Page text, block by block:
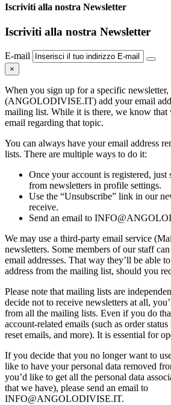
Iscriviti alla nostra Newsletter
Iscriviti alla nostra Newsletter
E-mail
×
When you sign up for a specific newsletter,
(ANGOLODIVISE.IT) add your email
mailing list. While it is there, we know that
email regarding that topic.
You can always have your email address
lists. There are multiple ways to do it:
Once your account is registered, just
from newsletters in profile settings.
Use the “Unsubscribe” link in our
receive.
Send an email to
We may use a third-party email service
newsletters. Some members of our staff
email addresses. That way they’ll be able
address from the mailing list, should you
Please note that mailing lists are
decide not to receive newsletters at all,
from all the mailing lists. Even if you do
account-related emails (such as order
reset emails, and more). It is essential for
If you decide that you no longer want to
like to have your personal data removed
you’d like to get all the personal data
that we have), please send an email to
INFO@ANGOLODIVISE.IT.